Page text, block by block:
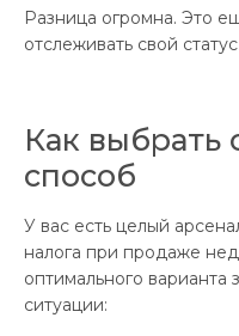
Разница огромна. Это
отслеживать свой
Как выбрать
способ
У вас есть целый
налога при продаже
оптимального варианта
ситуации: